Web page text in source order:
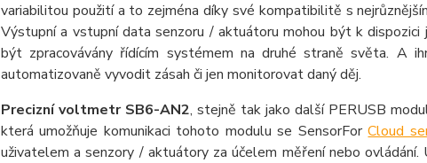
variabilitou použití a to zejména díky své kompatibilitě s
Výstupní a vstupní data senzoru / aktuátoru mohou být k
být zpracovávány řídícím systémem na druhé straně světa. A
automatizovaně vyvodit zásah či jen monitorovat daný děj.
Precizní voltmetr SB6-AN2, stejně tak jako další PERUSB
která umožňuje komunikaci tohoto modulu se SensorForCloud
uživatelem a senzory / aktuátory za účelem měření nebo